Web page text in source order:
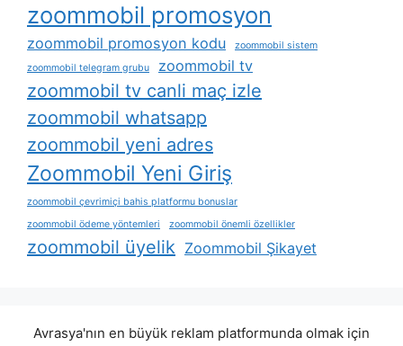
zoommobil promosyon
zoommobil promosyon kodu
zoommobil sistem
zoommobil telegram grubu
zoommobil tv
zoommobil tv canli maç izle
zoommobil whatsapp
zoommobil yeni adres
Zoommobil Yeni Giriş
zoommobil çevrimiçi bahis platformu bonuslar
zoommobil ödeme yöntemleri
zoommobil önemli özellikler
zoommobil üyelik Zoommobil Şikayet
Avrasya'nın en büyük reklam platformunda olmak için